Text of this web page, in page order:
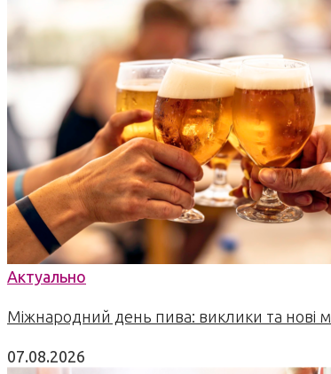
Актуально
Міжнародний день пива: виклики та нові
07.08.2026